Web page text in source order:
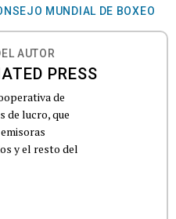
MUNDIAL DE BOXEO
AUTOR
PRESS
de
de lucro, que
y el resto del